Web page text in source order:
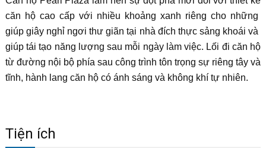
căn hộ cao cấp với nhiều khoảng xanh riêng cho những
giúp giây nghỉ ngơi thư giãn tại nhà đích thực sảng khoái và
giúp tái tạo năng lượng sau mỗi ngày làm việc. Lối đi căn hộ
từ đường nội bộ phía sau công trình tôn trọng sự riêng tây và
tĩnh, hành lang căn hộ có ánh sáng và không khí tự nhiên.
Tiện ích